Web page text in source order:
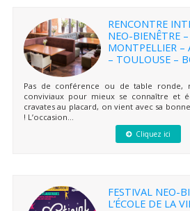
RENCONTRE
NEO-BIENÊTRE
MONTPELLIER –
– TOULOUSE –
Pas de conférence ou de table ronde,
conviviaux pour mieux se connaître et
cravates au placard, on vient avec sa
! L’occasion...
Cliquez ici
FESTIVAL NEO-
L’ÉCOLE DE LA